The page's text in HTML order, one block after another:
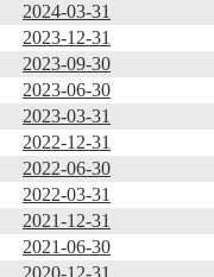
2024-03-31
2023-12-31
2023-09-30
2023-06-30
2023-03-31
2022-12-31
2022-06-30
2022-03-31
2021-12-31
2021-06-30
2020-12-31